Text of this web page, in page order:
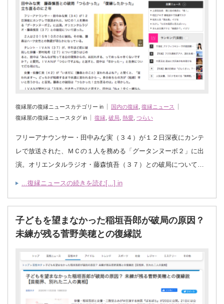
復縁屋の復縁ニュースカテゴリー in 国内の復縁 復縁ニュース
復縁屋の復縁ニュースタグ in
復縁 破局 熱愛 つらい
フリーアナウンサー・田中みな実（３４）が１２日深夜にカンテ
レで放送された、ＭＣの１人を務める「グータンヌーボ２」に出
演。オリエンタルラジオ・藤森慎吾（３７）との破局について…
...復縁ニュースの続きを読む[...] in
子どもを望まなかった稲垣吾郎が破局の原因？
未練が残る菅野美穂との復縁説